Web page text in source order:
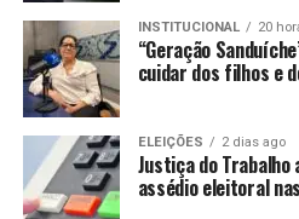
INSTITUCIONAL 20
“Geração
cuidar dos filhos e
ELEIÇÕES 2 dias ago
Justiça do
assédio eleitoral